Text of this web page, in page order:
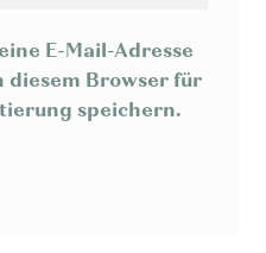
E-Mail-Adresse
diesem Browser für
speichern.